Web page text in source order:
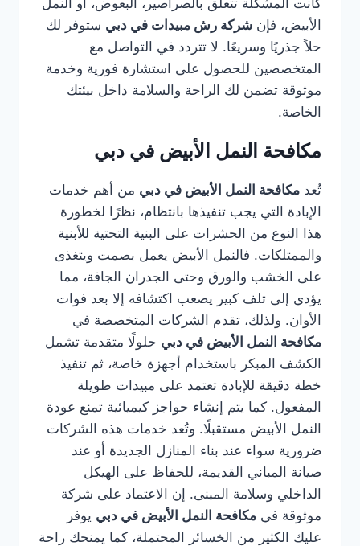
الأبيض، فإن شركة رش مبيدات في دبي ستوفر لك
حلاً جذريًا وسريعًا. لا تتردد في التواصل مع
المتخصصين للحصول على استشارة فورية وخدمة
موثوقة تضمن لك الراحة والسلامة داخل بيئتك
الخاصة.
مكافحة النمل الأبيض في دبي
تُعد مكافحة النمل الأبيض في دبي من أهم خدمات
الإبادة التي يجب تنفيذها بانتظام، نظرًا لخطورة
هذا النوع من الحشرات على البنية التحتية للأبنية
والممتلكات. فالنمل الأبيض يعمل بصمت ويتغذى
على الخشب والورق وحتى الجدران الجافة، مما
يؤدي إلى تلف كبير يصعب اكتشافه إلا بعد فوات
الأوان. ولذلك، تقدم الشركات المتخصصة في
مكافحة النمل الأبيض في دبي حلولًا متقدمة تشمل
الكشف المبكر باستخدام أجهزة خاصة، ثم تنفيذ
خطة دقيقة للإبادة تعتمد على مبيدات طويلة
المفعول. كما يتم إنشاء حواجز كيميائية تمنع عودة
النمل الأبيض مستقبلًا. وتُعد خدمات هذه الشركات
ضرورية سواء عند بناء المنازل الجديدة أو عند
صيانة المباني القديمة، للحفاظ على الهيكل
الداخلي وسلامة المبنى. إن الاعتماد على شركة
موثوقة في مكافحة النمل الأبيض في دبي يوفر
عليك الكثير من الخسائر المحتملة، كما يمنحك راحة